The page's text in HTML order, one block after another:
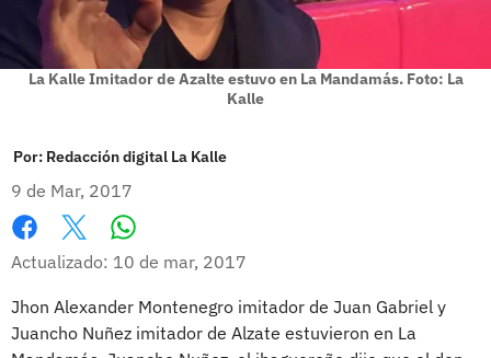
La Kalle Imitador de Azalte estuvo en La Mandamás. Foto: La
Kalle
Por: Redacción digital La Kalle
9 de Mar, 2017
Facebook
X
Actualizado: 10 de mar, 2017
Jhon Alexander Montenegro imitador de Juan Gabriel y
Juancho Nuñez imitador de Alzate estuvieron en La